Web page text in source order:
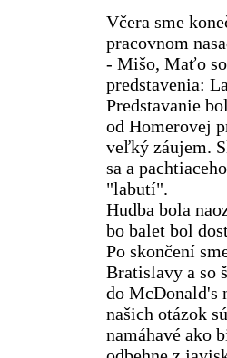
Včera sme
pracovnom
- Mišo, Maťo
predstavenia:
Predstavanie
od Homerovej
veľký záujem.
sa a
"labutí".
Hudba bola
bo balet bol
Po skončení
Bratislavy a so
do McDonald's
našich otázok
namáhavé ako